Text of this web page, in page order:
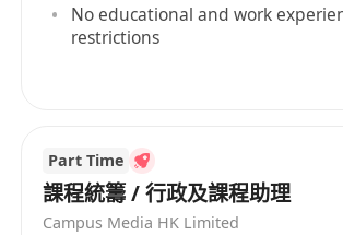
No educational and work
restrictions
Part Time
課程統籌 / 行政及課程助理
Campus Media HK Limited